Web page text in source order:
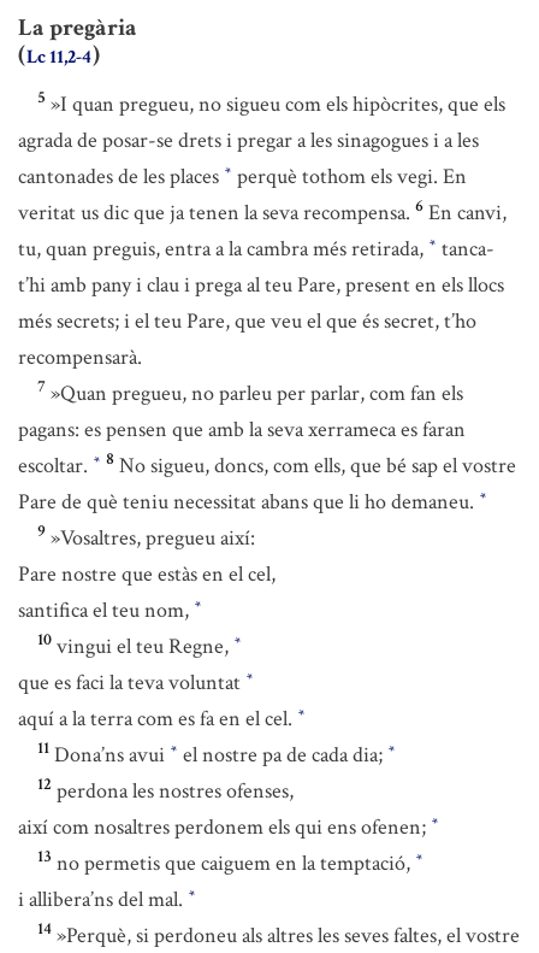
La pregària
(Lc 11,2-4)
5 »I quan pregueu, no sigueu com els hipòcrites, que els
agrada de posar-se drets i pregar a les sinagogues i a les
cantonades de les places * perquè tothom els vegi. En
veritat us dic que ja tenen la seva recompensa. 6 En canvi,
tu, quan preguis, entra a la cambra més retirada, * tanca-
t’hi amb pany i clau i prega al teu Pare, present en els llocs
més secrets; i el teu Pare, que veu el que és secret, t’ho
recompensarà.
7 »Quan pregueu, no parleu per parlar, com fan els
pagans: es pensen que amb la seva xerrameca es faran
escoltar. * 8 No sigueu, doncs, com ells, que bé sap el vostre
Pare de què teniu necessitat abans que li ho demaneu. *
9 »Vosaltres, pregueu així:
Pare nostre que estàs en el cel,
santifica el teu nom, *
10 vingui el teu Regne, *
que es faci la teva voluntat *
aquí a la terra com es fa en el cel. *
11 Dona’ns avui * el nostre pa de cada dia; *
12 perdona les nostres ofenses,
així com nosaltres perdonem els qui ens ofenen; *
13 no permetis que caiguem en la temptació, *
i allibera’ns del mal. *
14 »Perquè, si perdoneu als altres les seves faltes, el vostre